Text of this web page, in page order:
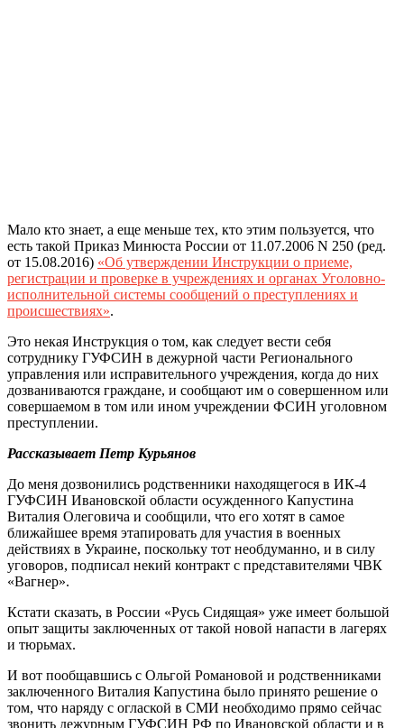
Мало кто знает, а еще меньше тех, кто этим пользуется, что
есть такой Приказ Минюста России от 11.07.2006 N 250 (ред.
от 15.08.2016) «Об утверждении Инструкции о приеме,
регистрации и проверке в учреждениях и органах Уголовно-
исполнительной системы сообщений о преступлениях и
происшествиях».
Это некая Инструкция о том, как следует вести себя
сотруднику ГУФСИН в дежурной части Регионального
управления или исправительного учреждения, когда до них
дозваниваются граждане, и сообщают им о совершенном или
совершаемом в том или ином учреждении ФСИН уголовном
преступлении.
Рассказывает Петр Курьянов
До меня дозвонились родственники находящегося в ИК-4
ГУФСИН Ивановской области осужденного Капустина
Виталия Олеговича и сообщили, что его хотят в самое
ближайшее время этапировать для участия в военных
действиях в Украине, поскольку тот необдуманно, и в силу
уговоров, подписал некий контракт с представителями ЧВК
«Вагнер».
Кстати сказать, в России «Русь Сидящая» уже имеет большой
опыт защиты заключенных от такой новой напасти в лагерях
и тюрьмах.
И вот пообщавшись с Ольгой Романовой и родственниками
заключенного Виталия Капустина было принято решение о
том, что наряду с оглаской в СМИ необходимо прямо сейчас
звонить дежурным ГУФСИН РФ по Ивановской области и в